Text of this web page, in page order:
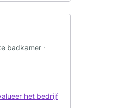
badkamer ·
het bedrijf